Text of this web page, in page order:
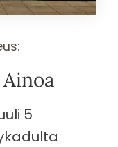
5